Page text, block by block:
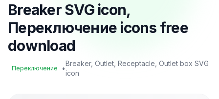
Breaker SVG icon,
Переключение icons free
download
Переключение •
Breaker, Outlet, Receptacle, Outlet box SVG
icon